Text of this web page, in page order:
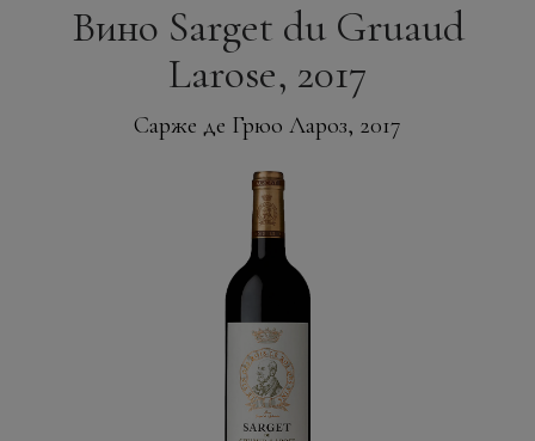
Вино Sarget du Gruaud
Larose, 2017
Сарже де Грюо Лароз, 2017